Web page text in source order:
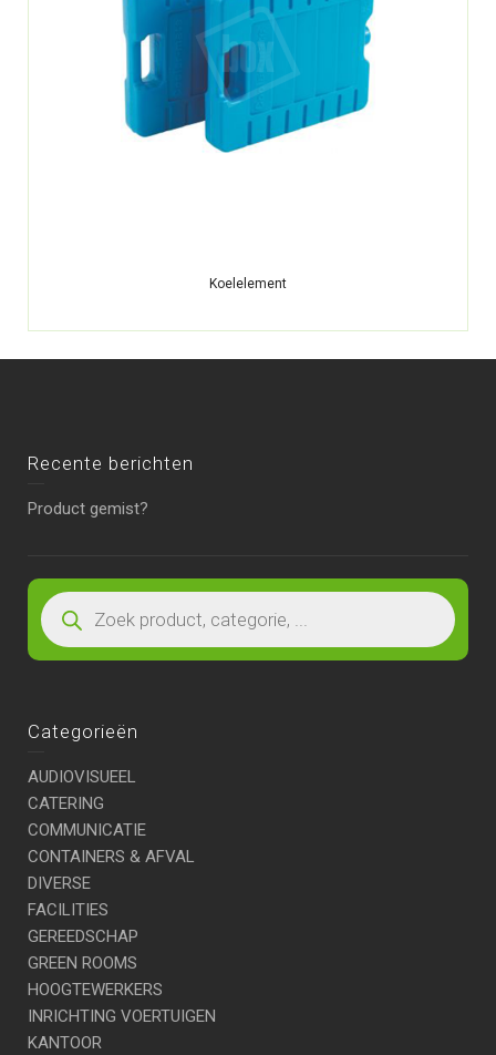
Koelelement
Recente berichten
Product gemist?
Categorieën
AUDIOVISUEEL
CATERING
COMMUNICATIE
CONTAINERS & AFVAL
DIVERSE
FACILITIES
GEREEDSCHAP
GREEN ROOMS
HOOGTEWERKERS
INRICHTING VOERTUIGEN
KANTOOR